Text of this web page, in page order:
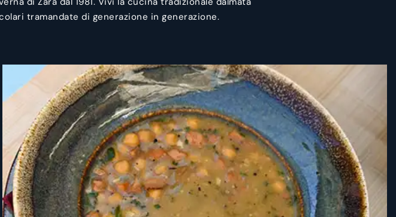
tramandate di generazione in generazione.